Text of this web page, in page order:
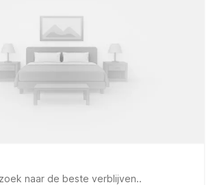
naar de beste verblijven..